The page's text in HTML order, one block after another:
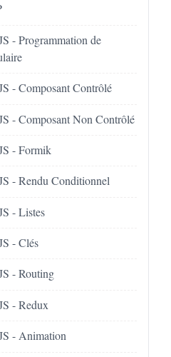
- Programmation de
- Composant Contrôlé
- Composant Non Contrôlé
- Formik
- Rendu Conditionnel
- Listes
- Clés
- Routing
- Redux
- Animation